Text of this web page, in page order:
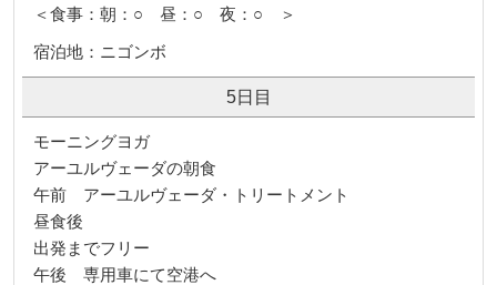
＜食事：朝：○ 昼：○ 夜：○ ＞
宿泊地：ニゴンボ
5日目
モーニングヨガ
アーユルヴェーダの朝食
午前 アーユルヴェーダ・トリートメント
昼食後
出発までフリー
午後 専用車にて空港へ